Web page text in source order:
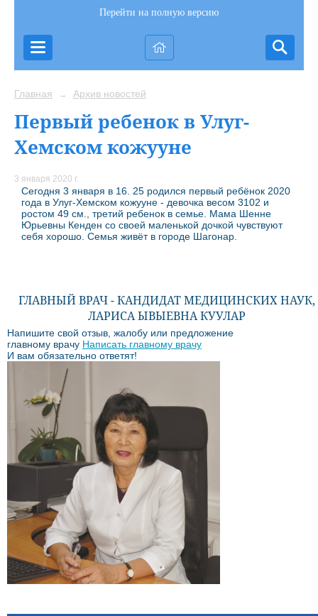
Перейти на полную версию
Главная → Архив новостей
Первый ребенок в Улуг-
Хемском кожууне
3 января 2020 г.
Сегодня 3 января в 16. 25 родился первый ребёнок 2020
года в Улуг-Хемском кожууне - девочка весом 3102 и
ростом 49 см., третий ребенок в семье. Мама Шенне
Юрьевны Кенден со своей маленькой дочкой чувствуют
себя хорошо. Семья живёт в городе Шагонар.
ГЛАВНЫЙ ВРАЧ - КАНДИДАТ МЕДИЦИНСКИХ НАУК,
ЛАРИСА ЫВЫЕВНА КУУЛАР
Напишите свой отзыв, жалобу или предложение
главному врачу Написать главному врачу
И вам обязательно ответят!